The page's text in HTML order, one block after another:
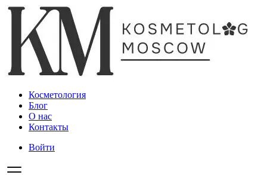
Косметология
Блог
О нас
Контакты
Войти